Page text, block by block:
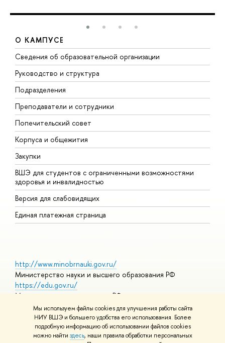
Мы используем файлы cookies для улучшения работы сайта
НИУ ВШЭ и большего удобства его использования. Более
подробную информацию об использовании файлов cookies
можно найти здесь, наши правила обработки персональных
О КАМПУСЕ
Сведения об образовательной организации
Руководство и структура
Подразделения
Преподаватели и сотрудники
Попечительский совет
Корпуса и общежития
Закупки
ВШЭ для студентов с ограниченными возможностями
здоровья и инвалидностью
Версия для слабовидящих
Единая платежная страница
http://www.minobrnauki.gov.ru/
Министерство науки и высшего образования РФ
https://edu.gov.ru/
Министерство просвещения РФ
https://elearning.hse.ru/mooc
Массовые открытые онлайн-курсы